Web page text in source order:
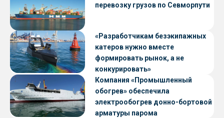
перевозку грузов по Севморпути
«Разработчикам безэкипажных
катеров нужно вместе
формировать рынок, а не
конкурировать»
Компания «Промышленный
обогрев» обеспечила
электрообогрев донно-бортовой
арматуры парома